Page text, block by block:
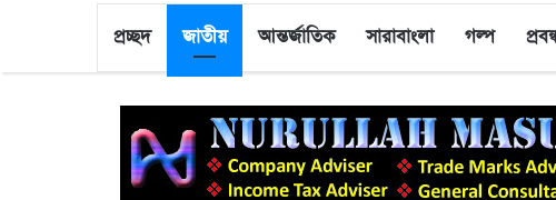
প্রচ্ছদ জাতীয় আন্তর্জাতিক সারাবাংলা গল্প